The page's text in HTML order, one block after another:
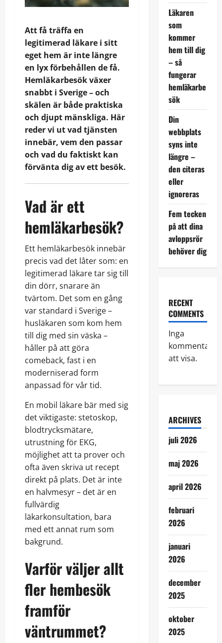
Att få träffa en
legitimerad läkare i sitt
eget hem är inte längre
en lyx förbehållen de få.
Hemläkarbesök växer
snabbt i Sverige – och
skälen är både praktiska
och djupt mänskliga. Här
reder vi ut vad tjänsten
innebär, vem den passar
och vad du faktiskt kan
förvänta dig av ett besök.
Vad är ett
hemläkarbesök?
Ett hemläkarbesök innebär
precis vad det låter som: en
legitimerad läkare tar sig till
din dörr, snarare än
tvärtom. Det som en gång
var standard i Sverige –
husläkaren som kom hem
till dig med sin väska –
håller på att göra
comeback, fast i en
moderniserad form
anpassad för vår tid.
En mobil läkare bär med sig
det viktigaste: stetoskop,
blodtrycksmätare,
utrustning för EKG,
möjlighet att ta prover och
ofta även skriva ut recept
direkt på plats. Det är inte
en halvmesyr – det är en
fullvärdig
läkarkonsultation, bara
med ett annat rum som
bakgrund.
Varför väljer allt
fler hembesök
framför
väntrummet?
Läkaren
som
kommer
hem till dig
– så
fungerar
hemläkarbe
sök
Din
webbplats
syns inte
längre –
den citeras
eller
ignoreras
Fem tecken
på att dina
avloppsrör
behöver dig
RECENT
COMMENTS
Inga
kommentarer
att visa.
ARCHIVES
juli 2026
maj 2026
april 2026
februari
2026
januari
2026
december
2025
oktober
2025